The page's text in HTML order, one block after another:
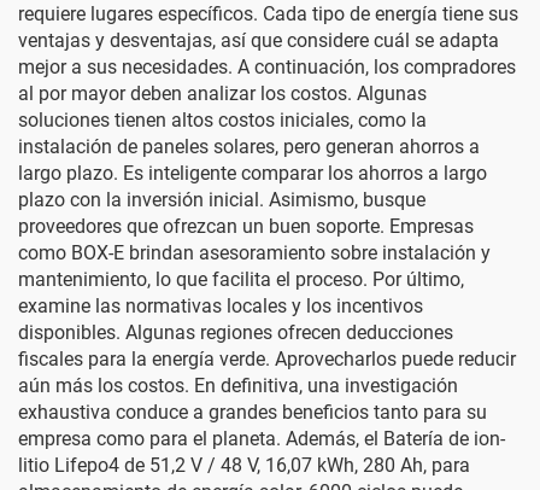
requiere lugares específicos. Cada tipo de energía tiene sus
ventajas y desventajas, así que considere cuál se adapta
mejor a sus necesidades. A continuación, los compradores
al por mayor deben analizar los costos. Algunas
soluciones tienen altos costos iniciales, como la
instalación de paneles solares, pero generan ahorros a
largo plazo. Es inteligente comparar los ahorros a largo
plazo con la inversión inicial. Asimismo, busque
proveedores que ofrezcan un buen soporte. Empresas
como BOX-E brindan asesoramiento sobre instalación y
mantenimiento, lo que facilita el proceso. Por último,
examine las normativas locales y los incentivos
disponibles. Algunas regiones ofrecen deducciones
fiscales para la energía verde. Aprovecharlos puede reducir
aún más los costos. En definitiva, una investigación
exhaustiva conduce a grandes beneficios tanto para su
empresa como para el planeta. Además, el Batería de ion-
litio Lifepo4 de 51,2 V / 48 V, 16,07 kWh, 280 Ah, para